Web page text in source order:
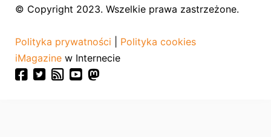
© Copyright 2023. Wszelkie prawa zastrzeżone.
Polityka prywatności
Polityka cookies
iMagazine w Internecie